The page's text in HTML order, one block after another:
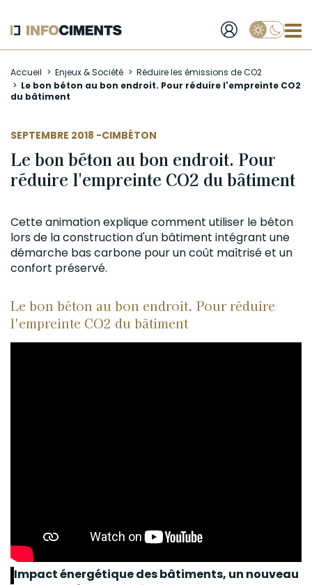
au
contenu
Accueil Enjeux & Société
Réduire les émissions de CO2
Le bon béton au bon endroit. Pour réduire l'empreinte CO2
du bâtiment
SEPTEMBRE 2018 -
AUTEUR CIMBÉTON
Le bon béton au bon endroit. Pour
réduire l'empreinte CO2 du bâtiment
Cette animation explique comment utiliser le béton
lors de la construction d'un bâtiment intégrant une
démarche bas carbone pour un coût maîtrisé et un
confort préservé.
Le bon béton au bon endroit. Pour réduire
l'empreinte CO2 du bâtiment
Impact énergétique des bâtiments, un nouveau